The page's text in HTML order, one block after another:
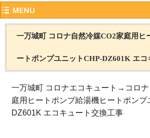
一万城町 コロナ自然冷媒CO2家庭用ヒ
ートポンプユニットCHP-DZ601K エコ
一万城町 コロナエコキュート→コロ
庭用ヒートポンプ給湯機ヒートポン
DZ601K エコキュート交換工事